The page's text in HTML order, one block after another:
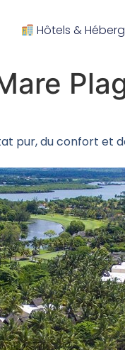
Hôtels &
pur, du confort et